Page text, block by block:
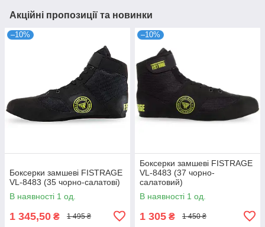
Акційні пропозиції та новинки
–10%
Боксерки замшеві FISTRAGE
VL-8483 (35 чорно-салатові)
В наявності 1 од.
1 345,50 ₴ 1 495 ₴
–10%
Боксерки замшеві FISTRAGE
VL-8483 (37 чорно-
салатовий)
В наявності 1 од.
1 305 ₴ 1 450 ₴